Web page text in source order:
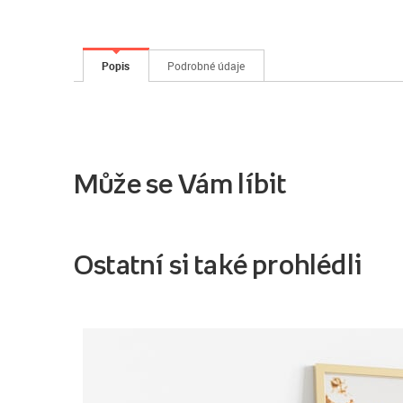
Popis Podrobné údaje
Může se Vám líbit
Ostatní si také prohlédli